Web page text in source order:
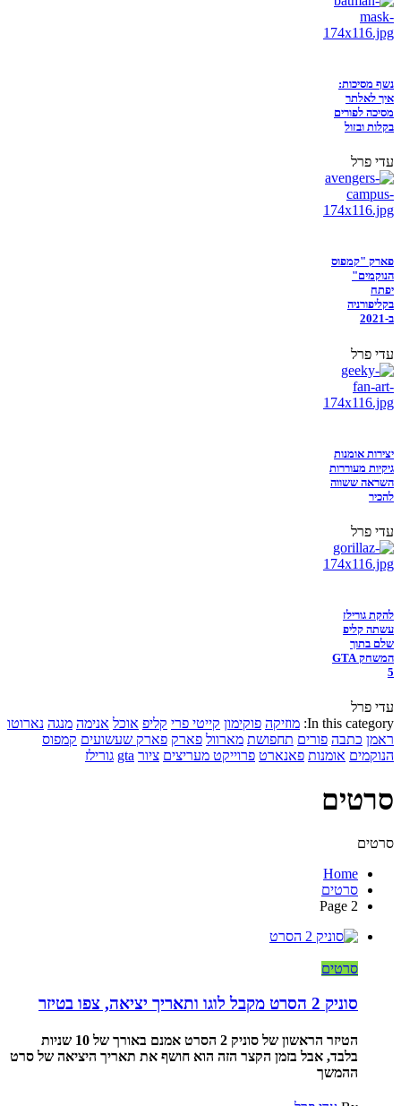
נשף מסיכות:
איך לאלתר
מסיכה לפורים
בקלות ובזול
עדי פרל
פארק "קמפוס
הנוקמים"
יפתח
בקליפורניה
ב-2021
עדי פרל
יצירות אומנות
גיקיות מעוררות
השראה ששווה
להכיר
עדי פרל
להקת גורילז
עשתה קליפ
שלם בתוך
המשחק GTA
5
עדי פרל
In this category: מוזיקה פוקימון קייטי פרי קליפ אוכל אנימה מנגה נארוטו
ראמן כתבה פורים תחפושת מארוול פארק פארק שעשועים קמפוס
הנוקמים אומנות פאנארט פרוייקט מעריצים ציור gta גורילז
סרטים
סרטים
Home
סרטים
Page 2
סרטים
סוניק 2 הסרט מקבל לוגו ותאריך יציאה, צפו בטיזר
הטיזר הראשון של סוניק 2 הסרט אמנם באורך של 10 שניות
בלבד, אבל בזמן הקצר הזה הוא חושף את תאריך היציאה של סרט
ההמשך